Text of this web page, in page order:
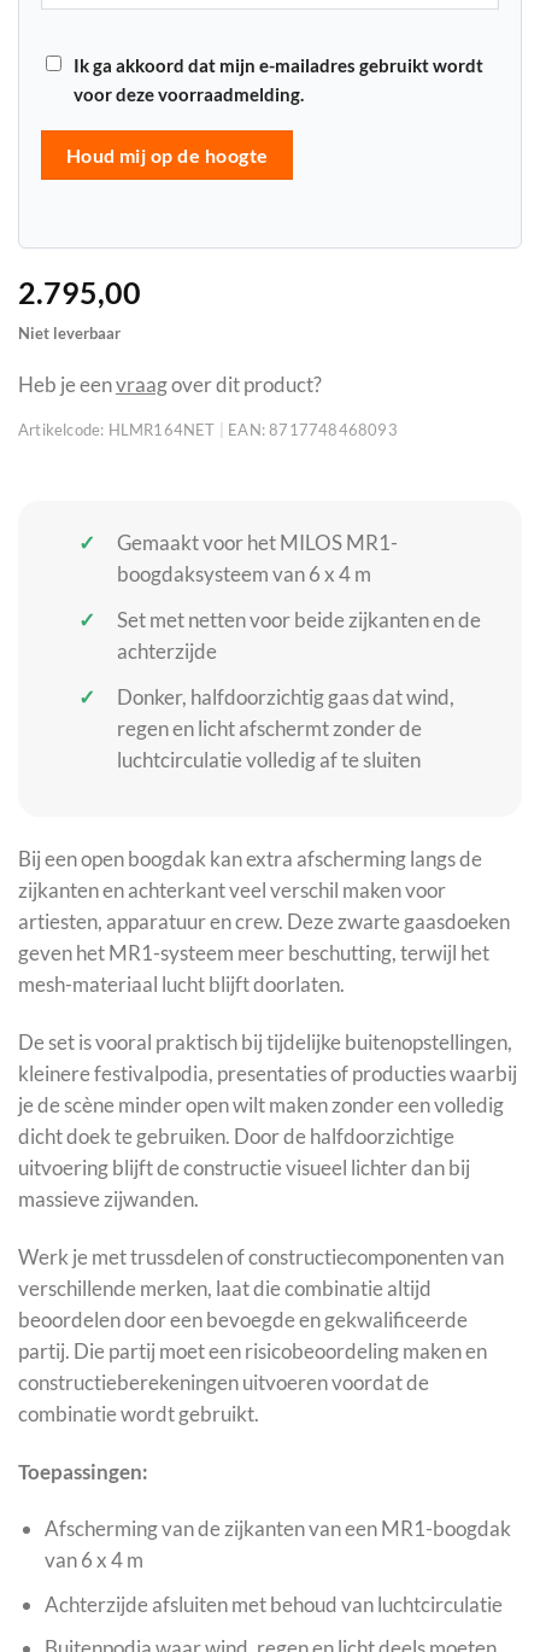
Ik ga akkoord dat mijn e-mailadres gebruikt wordt
voor deze voorraadmelding.
Houd mij op de hoogte
2.795,00
Niet leverbaar
Heb je eenvraagover dit product?
Artikelcode: HLMR164NET EAN: 8717748468093
Gemaakt voor het MILOS MR1-
boogdaksysteem van 6 x 4 m
Set met netten voor beide zijkanten en de
achterzijde
Donker, halfdoorzichtig gaas dat wind,
regen en licht afschermt zonder de
luchtcirculatie volledig af te sluiten
Bij een open boogdak kan extra afscherming langs de
zijkanten en achterkant veel verschil maken voor
artiesten, apparatuur en crew. Deze zwarte gaasdoeken
geven het MR1-systeem meer beschutting, terwijl het
mesh-materiaal lucht blijft doorlaten.
De set is vooral praktisch bij tijdelijke buitenopstellingen,
kleinere festivalpodia, presentaties of producties waarbij
je de scène minder open wilt maken zonder een volledig
dicht doek te gebruiken. Door de halfdoorzichtige
uitvoering blijft de constructie visueel lichter dan bij
massieve zijwanden.
Werk je met trussdelen of constructiecomponenten van
verschillende merken, laat die combinatie altijd
beoordelen door een bevoegde en gekwalificeerde
partij. Die partij moet een risicobeoordeling maken en
constructieberekeningen uitvoeren voordat de
combinatie wordt gebruikt.
Toepassingen:
Afscherming van de zijkanten van een MR1-boogdak
van 6 x 4 m
Achterzijde afsluiten met behoud van luchtcirculatie